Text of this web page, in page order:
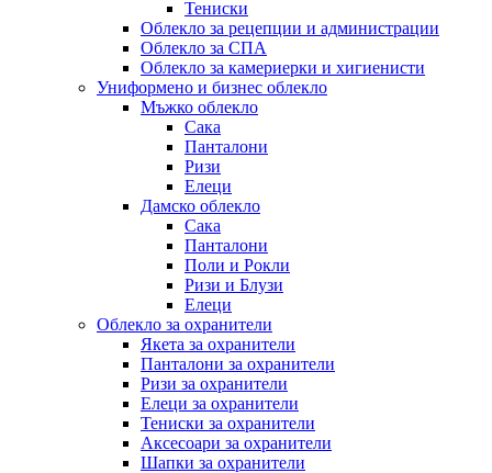
Тениски
Облекло за рецепции и администрации
Облекло за СПА
Облекло за камериерки и хигиенисти
Униформено и бизнес облекло
Мъжко облекло
Сака
Панталони
Ризи
Елеци
Дамско облекло
Сака
Панталони
Поли и Рокли
Ризи и Блузи
Елеци
Облекло за охранители
Якета за охранители
Панталони за охранители
Ризи за охранители
Елеци за охранители
Тениски за охранители
Аксесоари за охранители
Шапки за охранители